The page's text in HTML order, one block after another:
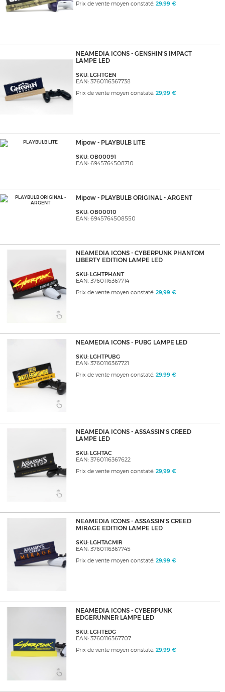
Prix de vente moyen constaté: 29,99 €
NEAMEDIA ICONS - GENSHIN'S IMPACT
LAMPE LED
SKU: LGHTGEN
EAN: 3760116367738
Prix de vente moyen constaté: 29,99 €
Mipow - PLAYBULB LITE
SKU: OB00091
EAN: 6945764508710
Mipow - PLAYBULB ORIGINAL - ARGENT
SKU: OB00010
EAN: 6945764508550
NEAMEDIA ICONS - CYBERPUNK PHANTOM
LIBERTY EDITION LAMPE LED
SKU: LGHTPHANT
EAN: 3760116367714
Prix de vente moyen constaté: 29,99 €
NEAMEDIA ICONS - PUBG LAMPE LED
SKU: LGHTPUBG
EAN: 3760116367721
Prix de vente moyen constaté: 29,99 €
NEAMEDIA ICONS - ASSASSIN'S CREED
LAMPE LED
SKU: LGHTAC
EAN: 3760116367622
Prix de vente moyen constaté: 29,99 €
NEAMEDIA ICONS - ASSASSIN'S CREED
MIRAGE EDITION LAMPE LED
SKU: LGHTACMIR
EAN: 3760116367745
Prix de vente moyen constaté: 29,99 €
NEAMEDIA ICONS - CYBERPUNK
EDGERUNNER LAMPE LED
SKU: LGHTEDG
EAN: 3760116367707
Prix de vente moyen constaté: 29,99 €